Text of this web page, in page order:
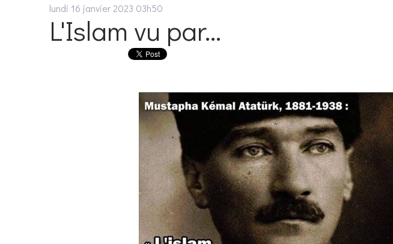
lundi 16 janvier 2023 03h50
L'Islam vu par...